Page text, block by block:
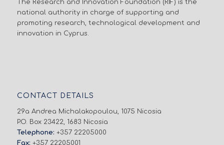
The Research and Innovation Foundation (RIF) is the
national authority in charge of supporting and
promoting research, technological development and
innovation in Cyprus.
CONTACT DETAILS
29a Andrea Michalakopoulou, 1075 Nicosia
P.O. Box 23422, 1683 Nicosia
Telephone: +357 22205000
Fax: +357 22205001